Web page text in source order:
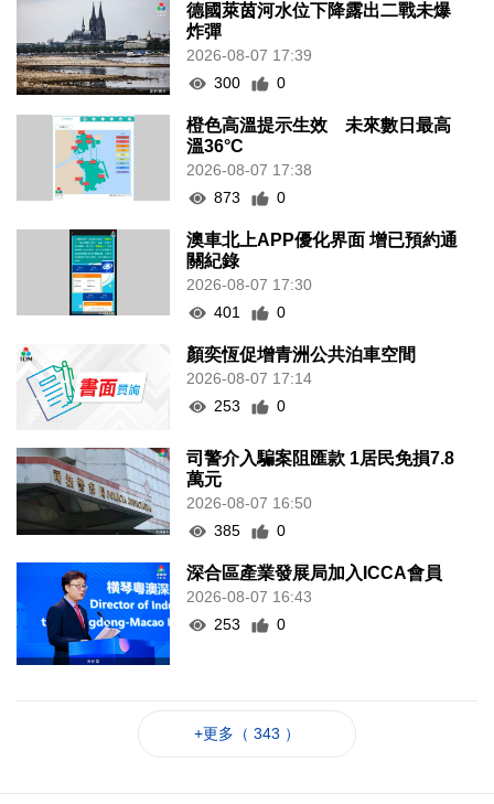
德國萊茵河水位下降露出二戰未爆
炸彈
2026-08-07 17:39
300
0
橙色高溫提示生效 未來數日最高
溫36°C
2026-08-07 17:38
873
0
澳車北上APP優化界面 增已預約通
關紀錄
2026-08-07 17:30
401
0
顏奕恆促增青洲公共泊車空間
2026-08-07 17:14
253
0
司警介入騙案阻匯款 1居民免損7.8
萬元
2026-08-07 16:50
385
0
深合區產業發展局加入ICCA會員
2026-08-07 16:43
253
0
+更多（ 343 ）